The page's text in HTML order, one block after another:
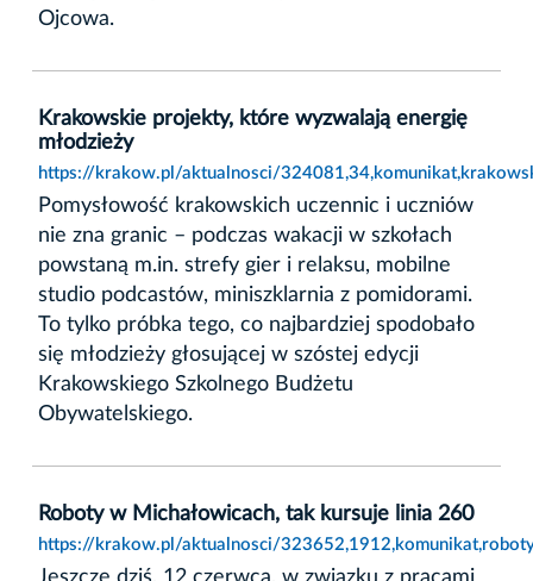
Ojcowa.
Krakowskie projekty, które wyzwalają energię
młodzieży
https://krakow.pl/aktualnosci/
Pomysłowość krakowskich uczennic i uczniów
nie zna granic – podczas wakacji w szkołach
powstaną m.in. strefy gier i relaksu, mobilne
studio podcastów, miniszklarnia z pomidorami.
To tylko próbka tego, co najbardziej spodobało
się młodzieży głosującej w szóstej edycji
Krakowskiego Szkolnego Budżetu
Obywatelskiego.
Roboty w Michałowicach, tak kursuje linia 260
https://krakow.pl/aktualnosci/